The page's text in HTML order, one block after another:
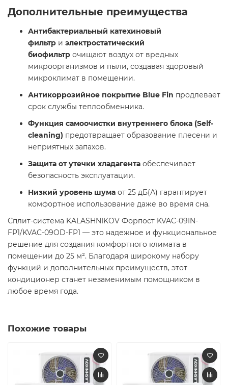
Дополнительные преимущества
Антибактериальный катехиновый
фильтр и электростатический
биофильтр очищают воздух от вредных
микроорганизмов и пыли, создавая здоровый
микроклимат в помещении.
Антикоррозийное покрытие Blue Fin продлевает
срок службы теплообменника.
Функция самоочистки внутреннего блока (Self-
cleaning) предотвращает образование плесени и
неприятных запахов.
Защита от утечки хладагента обеспечивает
безопасность эксплуатации.
Низкий уровень шума от 25 дБ(А) гарантирует
комфортное использование даже во время сна.
Сплит-система KALASHNIKOV Форпост KVAC-09IN-
FP1/KVAC-09OD-FP1 — это надежное и функциональное
решение для создания комфортного климата в
помещении до 25 м². Благодаря широкому набору
функций и дополнительных преимуществ, этот
кондиционер станет незаменимым помощником в
любое время года.
Похожие товары